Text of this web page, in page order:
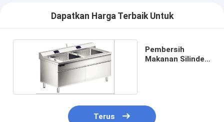
Dapatkan Harga Terbaik Untuk
Pembersih
Makanan Silinder
Terus